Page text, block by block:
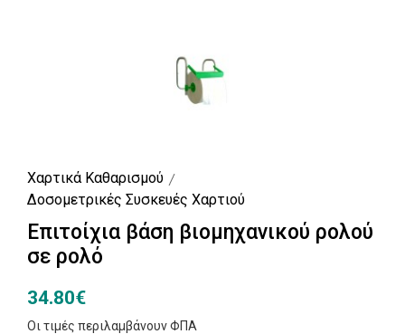
Χαρτικά Καθαρισμού
Δοσομετρικές Συσκευές Χαρτιού
Επιτοίχια βάση βιομηχανικού ρολού
σε ρολό
34.80€
Οι τιμές περιλαμβάνουν ΦΠΑ